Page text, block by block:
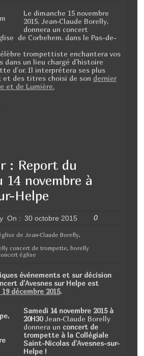
Le dimanche 15 novembre
2015, Jean-Claude Borelly,
donnera un concert
de Corbehem, dans le Pas-de-
trompettiste enchantera vos
dans un lieu chargé d’histoire
d’or. Il interprétera ses plus
et des titres choisi de son dernier
et de Lumière.
: Report du
novembre à
Helpe
On : 30 octobre 2015 0
de Jean-Claude Borelly,
concert de trompette,borelly
église
événements et sur décision
d’Avesnes sur Helpe est
décembre 2015.
Samedi 14 novembre 2015 à
20H30Jean-Claude Borelly
donnera un concert de
trompette à la Collégiale
Saint-Nicolas d’Avesnes-sur-
Helpe !